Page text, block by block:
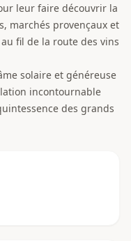
leur faire découvrir la
marchés provençaux et
fil de la route des vins
solaire et généreuse
incontournable
des grands